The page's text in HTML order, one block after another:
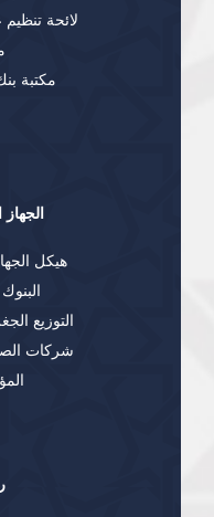
لائحة
مكتبة
هيكل
التوزيع
شركات